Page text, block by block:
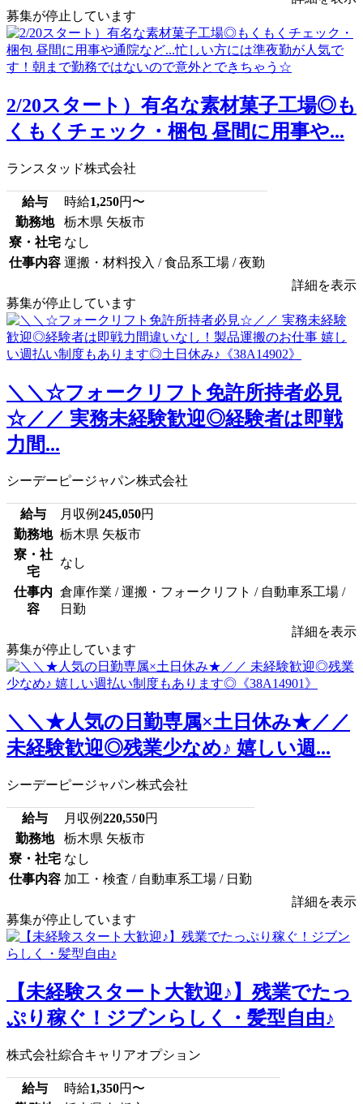
募集が停止しています
2/20スタート）有名な素材菓子工場◎も
くもくチェック・梱包 昼間に用事や...
ランスタッド株式会社
給与 時給1,250円〜
勤務地
栃木県 矢板市
寮・社宅 なし
仕事内容 運搬・材料投入 / 食品系工場 / 夜勤
詳細を表示
募集が停止しています
＼＼☆フォークリフト免許所持者必見
☆／／ 実務未経験歓迎◎経験者は即戦
力間...
シーデーピージャパン株式会社
給与 月収例245,050円
勤務地 栃木県 矢板市
寮・社
宅
なし
仕事内
容
倉庫作業 / 運搬・フォークリフト / 自動車系工場 /
日勤
詳細を表示
募集が停止しています
＼＼★人気の日勤専属×土日休み★／／
未経験歓迎◎残業少なめ♪ 嬉しい週...
シーデーピージャパン株式会社
給与 月収例220,550円
勤務地
栃木県 矢板市
寮・社宅 なし
仕事内容 加工・検査 / 自動車系工場 / 日勤
詳細を表示
募集が停止しています
【未経験スタート大歓迎♪】残業でたっ
ぷり稼ぐ！ジブンらしく・髪型自由♪
株式会社綜合キャリアオプション
給与 時給1,350円〜